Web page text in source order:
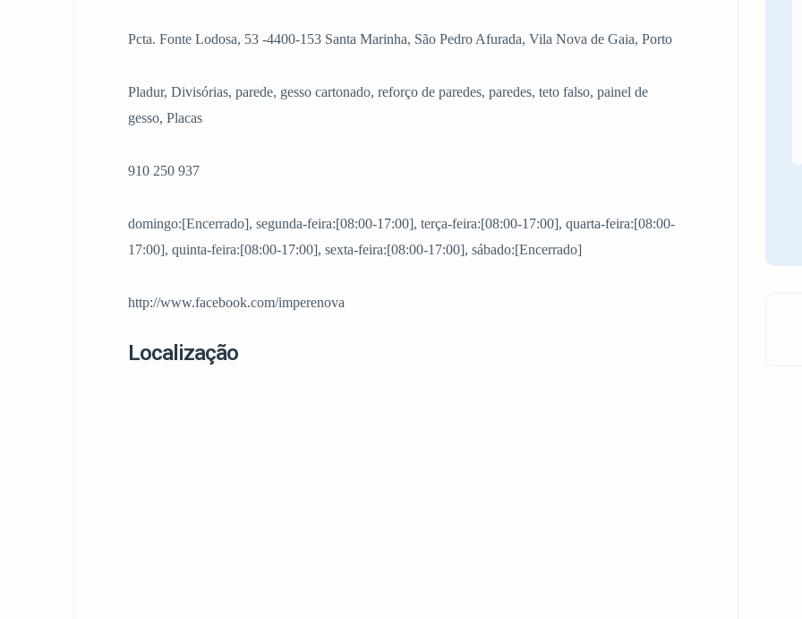
Pcta. Fonte Lodosa, 53 -4400-153 Santa Marinha, São Pedro Afurada, Vila Nova de Gaia, Porto
Pladur, Divisórias, parede, gesso cartonado, reforço de paredes, paredes, teto falso, painel de
gesso, Placas
910 250 937
domingo:[Encerrado], segunda-feira:[08:00-17:00], terça-feira:[08:00-17:00], quarta-feira:[08:00-
17:00], quinta-feira:[08:00-17:00], sexta-feira:[08:00-17:00], sábado:[Encerrado]
http://www.facebook.com/imperenova
Localização